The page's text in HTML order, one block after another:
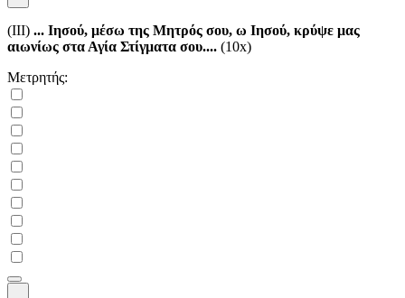
(III) ... Ιησού, μέσω της Μητρός σου, ω Ιησού, κρύψε μας
αιωνίως στα Αγία Στίγματα σου.... (10x)
Μετρητής: